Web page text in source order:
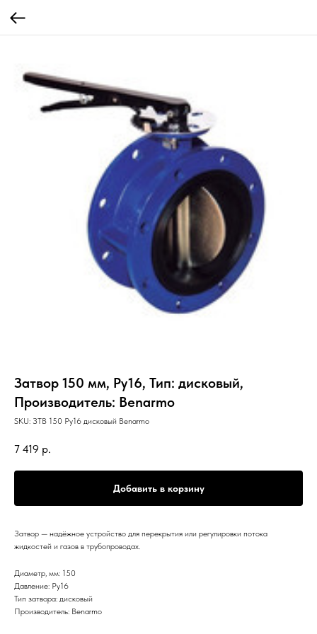
Затвор 150 мм, Ру16, Тип: дисковый,
Производитель: Benarmo
SKU: ЗТВ 150 Ру16 дисковый Benarmo
7 419 р.
Добавить в корзину
Затвор — надёжное устройство для перекрытия или регулировки потока
жидкостей и газов в трубопроводах.
Диаметр, мм: 150
Давление: Ру16
Тип затвора: дисковый
Производитель: Benarmo